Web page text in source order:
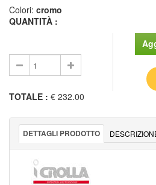
Colori: cromo
QUANTITÀ :
TOTALE : € 232.00
DETTAGLI PRODOTTO